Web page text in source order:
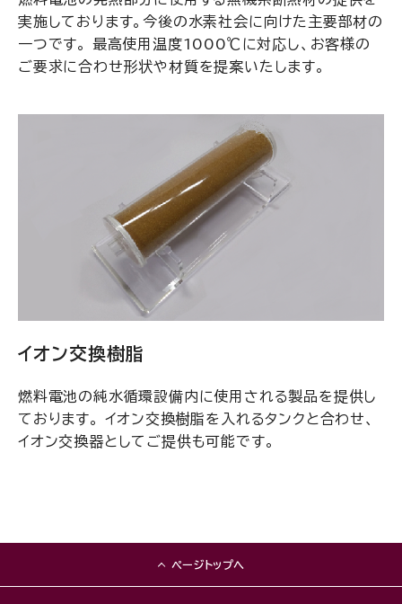
実施しております。今後の水素社会に向けた主要部材の
一つです。 最高使用温度1000℃に対応し、お客様の
ご要求に合わせ形状や材質を提案いたします。
イオン交換樹脂
燃料電池の純水循環設備内に使用される製品を提供し
ております。 イオン交換樹脂を入れるタンクと合わせ、
イオン交換器としてご提供も可能です。
ページトップへ